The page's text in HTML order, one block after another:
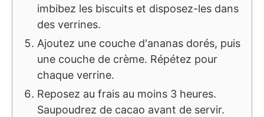
imbibez les biscuits et disposez-les dans
des verrines.
Ajoutez une couche d'ananas dorés, puis
une couche de crème. Répétez pour
chaque verrine.
Reposez au frais au moins 3 heures.
Saupoudrez de cacao avant de servir.